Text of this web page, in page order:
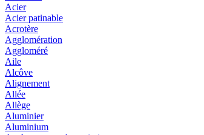
Acier
Acier patinable
Acrotère
Agglomération
Aggloméré
Aile
Alcôve
Alignement
Allée
Allège
Aluminier
Aluminium